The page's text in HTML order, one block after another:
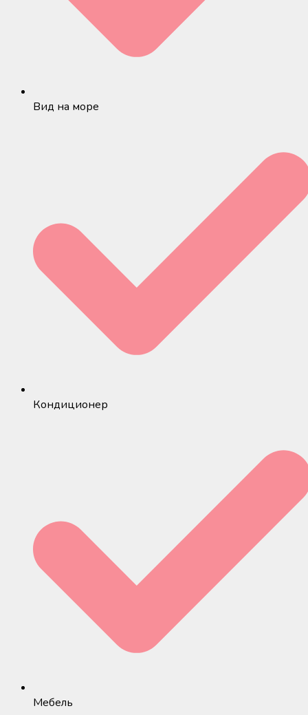
Вид на море
Кондиционер
Мебель